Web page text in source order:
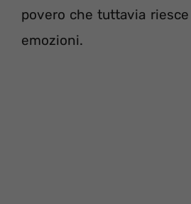
povero che tuttavia
emozioni.